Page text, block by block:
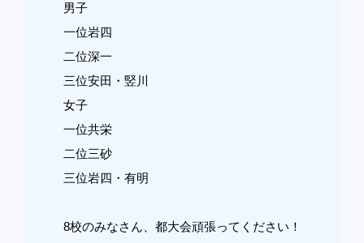
男子
一位岩四
二位深一
三位安田・竪川
女子
一位共栄
二位三砂
三位岩四・有明
8校のみなさん、都大会頑張ってください！